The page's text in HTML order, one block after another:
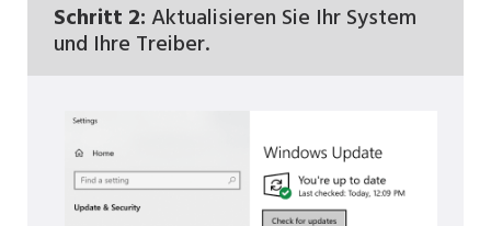
Schritt 2:Aktualisieren Sie Ihr System
und Ihre Treiber.